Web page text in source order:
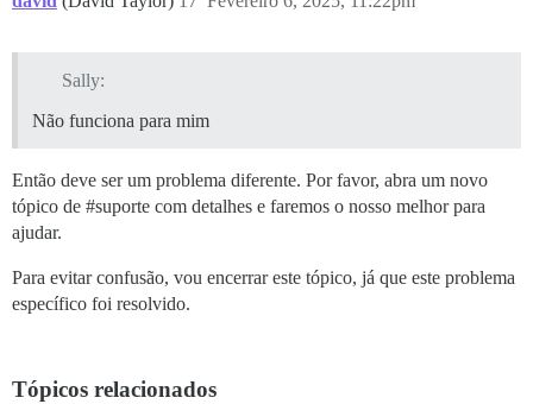
Sally:
Não funciona para mim
Então deve ser um problema diferente. Por favor, abra um novo
tópico de #suporte com detalhes e faremos o nosso melhor para
ajudar.
Para evitar confusão, vou encerrar este tópico, já que este problema
específico foi resolvido.
Tópicos relacionados